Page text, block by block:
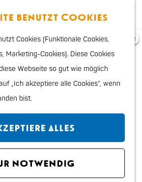
benutzt Cookies
Cookies (Funktionale Cookies,
Marketing-Cookies). Diese Cookies
Webseite so gut wie möglich
„Ich akzeptiere alle Cookies“, wenn
bist.
alles
notwendig
e
n
ü
Kinder
Shoppen
Sport & Outdoor
Planen Sie Ihren Besuch
Tourismus Information
VVV
Erreichbarkeit und
Übernachten
fahren und